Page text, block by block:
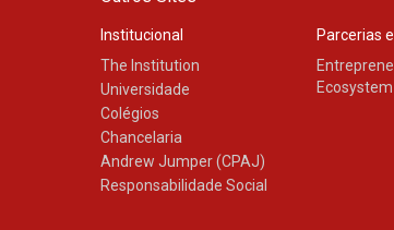
Institucional
The Institution
Universidade
Colégios
Chancelaria
Andrew Jumper (CPAJ)
Responsabilidade Social
Parcerias
Ecosystem